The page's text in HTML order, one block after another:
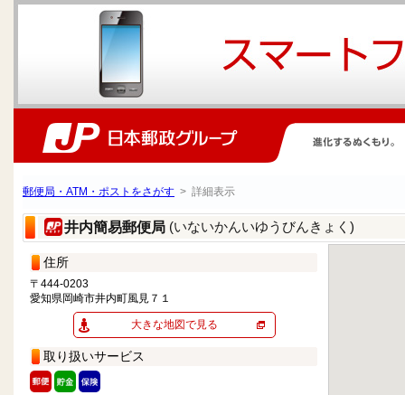
郵便局・ATM・ポストをさがす > 詳細表示
井内簡易郵便局 (いないかんいゆうびんきょく)
住所
〒444-0203
愛知県岡崎市井内町風見７１
大きな地図で見る
取り扱いサービス